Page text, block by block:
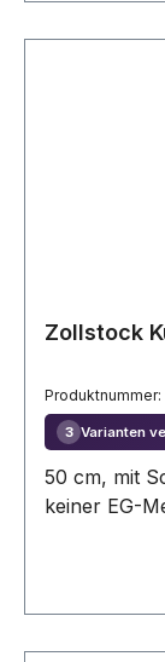
Zollstock
Produktnummer:
3 Varianten
50 cm, mit
keiner EG-